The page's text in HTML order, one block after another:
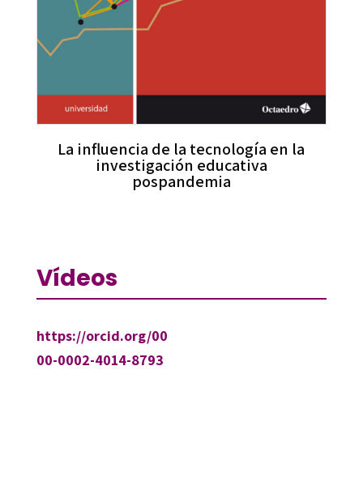
La influencia de la tecnología en la
investigación educativa
pospandemia
Vídeos
https://orcid.org/00
00-0002-4014-8793